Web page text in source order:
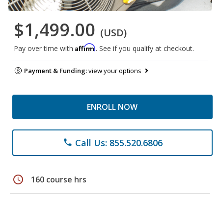
$1,499.00 (USD)
Pay over time with Affirm. See if you qualify at checkout.
Payment & Funding:view your options
ENROLL NOW
phone Call Us: 855.520.6806
schedule 160 course hrs